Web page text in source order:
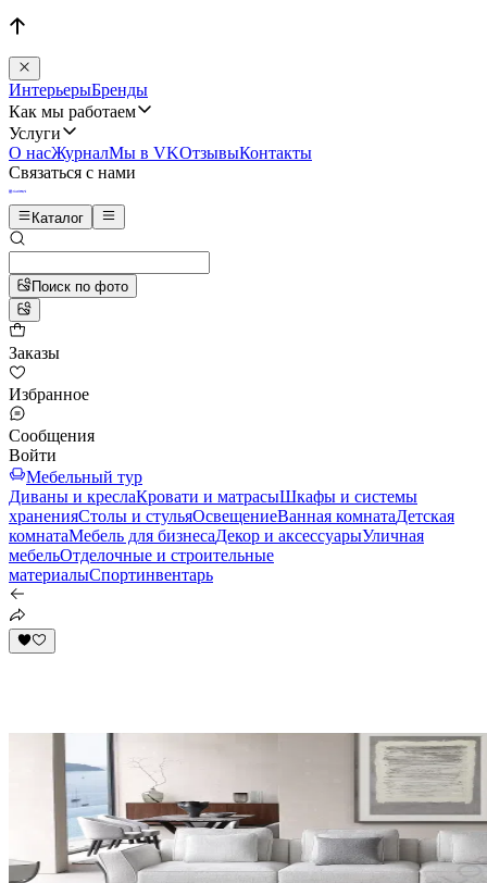
ИнтерьерыБренды
Как мы работаем
Услуги
О насЖурналМы в VKОтзывыКонтакты
Связаться с нами
Каталог
Поиск по фото
Заказы
Избранное
Сообщения
Войти
Мебельный тур
Диваны и креслаКровати и матрасыШкафы и системы
храненияСтолы и стульяОсвещениеВанная комнатаДетская
комнатаМебель для бизнесаДекор и аксессуарыУличная
мебельОтделочные и строительные
материалыСпортинвентарь